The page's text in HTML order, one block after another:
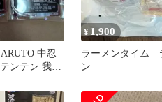
中忍
ンテン 我愛
¥ 1,900
ラーメンタイム
ン